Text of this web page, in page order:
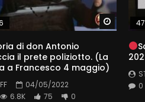
Watch
di don Antonio
il prete poliziotto. (La
a Francesco 4 maggio)
04/05/2022
6.8K 75 0
0